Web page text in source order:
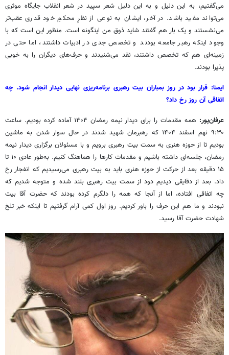
می‌گفتیم، به این دلیل و به این دلیل شعر سپید در شعر انقلاب جایگاه موثری
می‌تواند مفید باشد. در آخر، ایشان به نوعی از نظرِ محکمِ خود قدری عقب‌تر
می‌نشستند و یک بار هم گفتند شاید ذوق من اینگونه است. منظور این است که با
وجود اینکه رهبر جامعه بودند و تخصص جدی در ادبیات داشتند، اما حتی در
زمینه‌ای هم که تخصص داشتند، نقد می‌شنیدند و حرف‌های دیگران را به خوبی
پذیرا بودند.
ایمنا: قرار بود در روز بمباران بیت رهبری برنامه‌ریزی نهایی دیدار انجام شود. چه
اتفاقی آن روز رخ داد؟
عرفان‌پور:
همه مقدمات را برای دیدار نیمه رمضان ۱۴۰۴ آماده کرده بودیم. ساعت
۹:۳۰ نهم اسفند ۱۴۰۴ که رهبرمان شهید شدند در حال سوار شدن به ماشین
بودیم تا از حوزه هنری به سمت بیت رهبری برویم و با مسئولان برگزاری دیدار نیمه
رمضان، جلسه‌ای داشته باشیم و مقدمات کارها را هماهنگ کنیم. به‌طور عادی ۱۰ تا
۱۵ دقیقه بعد از حرکت از حوزه هنری باید به بیت رهبری می‌رسیدیم که انفجار رخ
داد. بعد از دقایقی دیدیم دود از سمت بیت رهبری بلند شده و متوجه شدیم که
چه اتفاقی افتاده، اما از آنجا که همه را دلگرم کرده بودند که حضرت آقا بیت
نبودند و ما هم این حرف را باور کردیم. روز اول کمی آرام گرفتیم تا اینکه خبر تلخ
شهادت حضرت آقا رسید.